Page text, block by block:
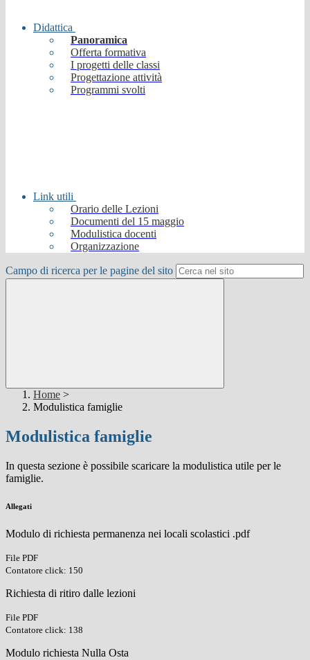
Didattica
Panoramica
Offerta formativa
I progetti delle classi
Progettazione attività
Programmi svolti
Link utili
Orario delle Lezioni
Documenti del 15 maggio
Modulistica docenti
Organizzazione
Campo di ricerca per le pagine del sito
Home >
Modulistica famiglie
Modulistica famiglie
In questa sezione è possibile scaricare la modulistica utile per le
famiglie.
Allegati
Modulo di richiesta permanenza nei locali scolastici .pdf
File PDF
Contatore click: 150
Richiesta di ritiro dalle lezioni
File PDF
Contatore click: 138
Modulo richiesta Nulla Osta